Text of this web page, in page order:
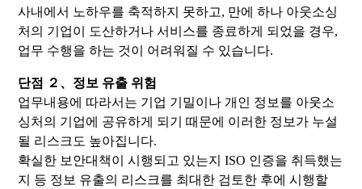
사내에서 노하우를 축적하지 못하고, 만에 하나 아웃소싱
처의 기업이 도산하거나 서비스를 종료하게 되었을 경우,
업무 수행을 하는 것이 어려워질 수 있습니다.
단점 ２、정보 유출 위험
업무내용에 따라서는 기업 기밀이나 개인 정보를 아웃소
싱처의 기업에 공유하게 되기 때문에 이러한 정보가 누설
될 리스크도 높아집니다.
확실한 보안대책이 시행되고 있는지 ISO 인증을 취득했는
지 등 정보 유출의 리스크를 최대한 검토한 후에 시행할